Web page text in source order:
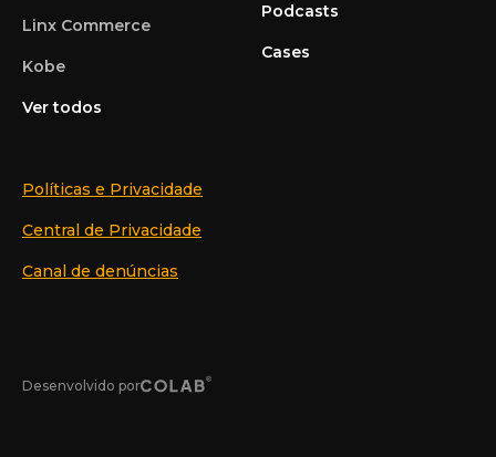
Linx Commerce
Kobe
Ver todos
Podcasts
Cases
Políticas e Privacidade
Central de Privacidade
Canal de denúncias
Desenvolvido por